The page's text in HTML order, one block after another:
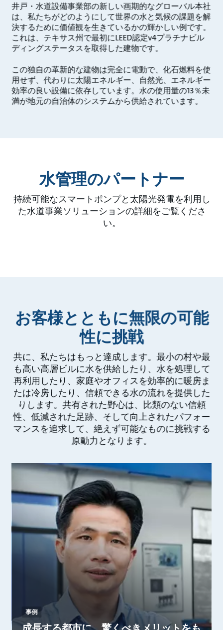
井戸・水道設備事業部の新しい画期的なグローバル本社
は、私たちがどのようにして世界の水と気候の課題を解
決するために価値観を生きているかの輝かしい例です。
これは、テキサス州で最初にLEED認定v4プラチナビル
ディングステータスを取得した建物です。
この独自の革新的な建物は完全に電動で、化石燃料を使
用せず、代わりに太陽エネルギー、自然光、エネルギー
効率の良い設備に依存しています。水の使用量の13％未
満が地元の自治体のシステムから供給されています。
水管理のパートナー
持続可能なスマートポンプと太陽光発電を利用し
た水道事業ソリューションの詳細をご覧くださ
い。
お客様とともに無限の可能
性に挑戦
共に、私たちはもっと達成します。最小の村や最
も高い高層ビルに水を供給したり、水を処理して
再利用したり、家庭やオフィスを効率的に暖房ま
たは冷房したり、信頼できる水の流れを提供した
りします。共有された野心は、比類のない信頼
性、低減された足跡、そして向上されたパフォー
マンスを追求して、絶えず可能なものに挑戦する
原動力となります。
事例